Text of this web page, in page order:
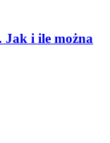
Jak i ile można